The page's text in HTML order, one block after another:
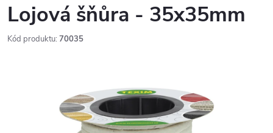
Lojová šňůra - 35x35mm
Kód produktu: 70035